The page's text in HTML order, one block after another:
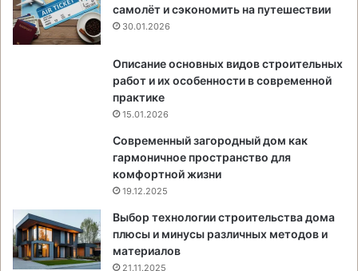
самолёт и сэкономить на путешествии
30.01.2026
Описание основных видов строительных
работ и их особенности в современной
практике
15.01.2026
Современный загородный дом как
гармоничное пространство для
комфортной жизни
19.12.2025
Выбор технологии строительства дома
плюсы и минусы различных методов и
материалов
21.11.2025